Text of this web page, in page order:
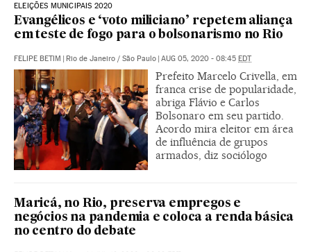
ELEIÇÕES MUNICIPAIS 2020
Evangélicos e ‘voto miliciano’ repetem aliança
em teste de fogo para o bolsonarismo no Rio
FELIPE BETIM | Rio de Janeiro / São Paulo | AUG 05, 2020 - 08:45 EDT
Prefeito Marcelo Crivella, em
franca crise de popularidade,
abriga Flávio e Carlos
Bolsonaro em seu partido.
Acordo mira eleitor em área
de influência de grupos
armados, diz sociólogo
Maricá, no Rio, preserva empregos e
negócios na pandemia e coloca a renda básica
no centro do debate